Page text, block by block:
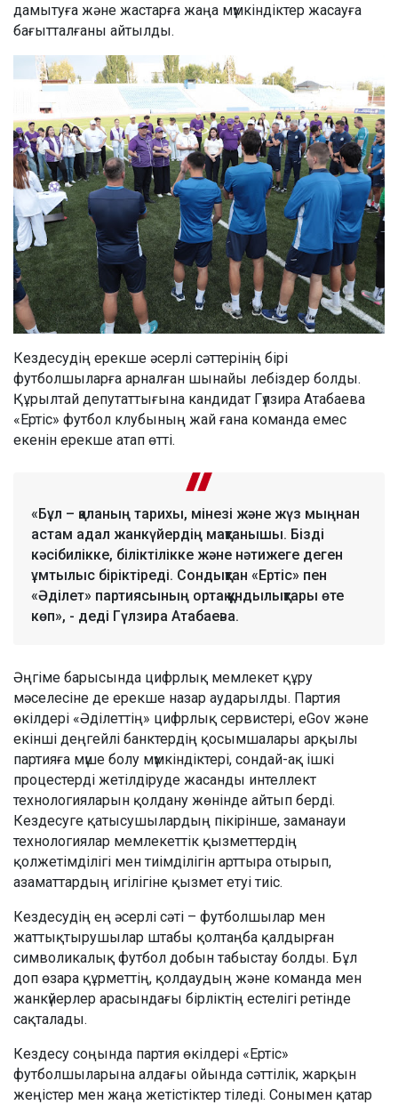
дамытуға және жастарға жаңа мүмкіндіктер жасауға
бағытталғаны айтылды.
Кездесудің ерекше әсерлі сәттерінің бірі
футболшыларға арналған шынайы лебіздер болды.
Құрылтай депутаттығына кандидат Гүлзира Атабаева
«Ертіс» футбол клубының жай ғана команда емес
екенін ерекше атап өтті.
«Бұл – қаланың тарихы, мінезі және жүз мыңнан
астам адал жанкүйердің мақтанышы. Бізді
кәсібилікке, біліктілікке және нәтижеге деген
ұмтылыс біріктіреді. Сондықтан «Ертіс» пен
«Әділет» партиясының ортақ құндылықтары өте
көп», - деді Гүлзира Атабаева.
Әңгіме барысында цифрлық мемлекет құру
мәселесіне де ерекше назар аударылды. Партия
өкілдері «Әділеттің» цифрлық сервистері, eGov және
екінші деңгейлі банктердің қосымшалары арқылы
партияға мүше болу мүмкіндіктері, сондай-ақ ішкі
процестерді жетілдіруде жасанды интеллект
технологияларын қолдану жөнінде айтып берді.
Кездесуге қатысушылардың пікірінше, заманауи
технологиялар мемлекеттік қызметтердің
қолжетімділігі мен тиімділігін арттыра отырып,
азаматтардың игілігіне қызмет етуі тиіс.
Кездесудің ең әсерлі сәті – футболшылар мен
жаттықтырушылар штабы қолтаңба қалдырған
символикалық футбол добын табыстау болды. Бұл
доп өзара құрметтің, қолдаудың және команда мен
жанкүйерлер арасындағы бірліктің естелігі ретінде
сақталады.
Кездесу соңында партия өкілдері «Ертіс»
футболшыларына алдағы ойында сәттілік, жарқын
жеңістер мен жаңа жетістіктер тіледі. Сонымен қатар